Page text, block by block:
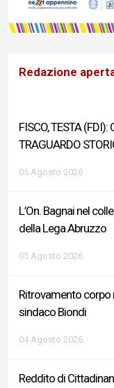
Redazione
FISCO, TESTA (FDI):
TRAGUARDO
05 Agosto 2026
L’On. Bagnai nel
della Lega Abruzzo
05 Agosto 2026
Ritrovamento corpo
sindaco Biondi
04 Agosto 2026
Reddito di